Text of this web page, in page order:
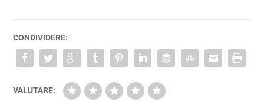
CONDIVIDERE:
VALUTARE: